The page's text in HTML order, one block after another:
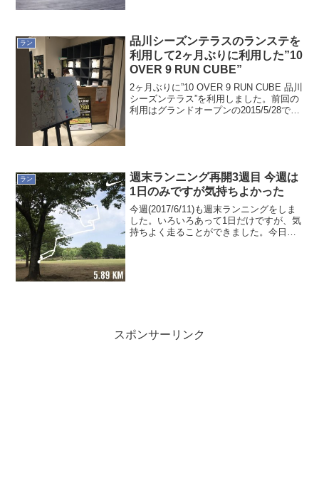
ラン
品川シーズンテラスのランステを
利用して2ヶ月ぶりに利用した”10
OVER 9 RUN CUBE”
2ヶ月ぶりに”10 OVER 9 RUN CUBE 品川
シーズンテラス”を利用しました。前回の
利用はグランドオープンの2015/5/28でし
ラン
週末ランニング再開3週目 今週は
1日のみですが気持ちよかった
今週(2017/6/11)も週末ランニングをしま
した。いろいろあって1日だけですが、気
持ちよく走ることができました。今日は
スポンサーリンク